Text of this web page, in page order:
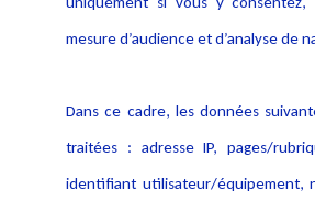
donnéesmesure d’audience et d’analyse de
Dans ce cadre, les données
traitées : adresse IP, pages/
identifiant utilisateur/équipement,